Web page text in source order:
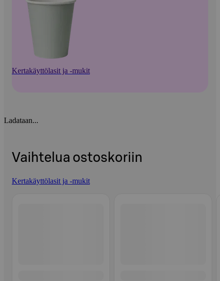
Kertakäyttölasit ja -mukit
Ladataan...
Vaihtelua ostoskoriin
Kertakäyttölasit ja -mukit